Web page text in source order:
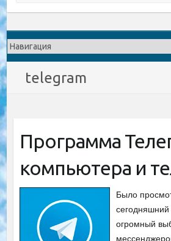
telegram
Программа
компьютера и
Было
сегодняшний
огромный